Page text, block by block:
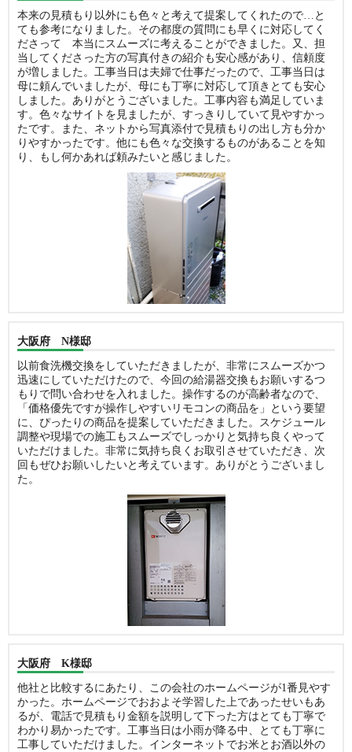
本来の見積もり以外にも色々と考えて提案してくれたので…と
ても参考になりました。その都度の質問にも早くに対応してく
ださって 本当にスムーズに考えることができました。又、担
当してくださった方の写真付きの紹介も安心感があり、信頼度
が増しました。工事当日は夫婦で仕事だったので、工事当日は
母に頼んでいましたが、母にも丁寧に対応して頂きとても安心
しました。ありがとうございました。工事内容も満足していま
す。色々なサイトを見ましたが、すっきりしていて見やすかっ
たです。また、ネットから写真添付で見積もりの出し方も分か
りやすかったです。他にも色々な交換するものがあることを知
り、もし何かあれば頼みたいと感じました。
大阪府 N様邸
以前食洗機交換をしていただきましたが、非常にスムーズかつ
迅速にしていただけたので、今回の給湯器交換もお願いするつ
もりで問い合わせを入れました。操作するのが高齢者なので、
「価格優先ですが操作しやすいリモコンの商品を」という要望
に、ぴったりの商品を提案していただきました。スケジュール
調整や現場での施工もスムーズでしっかりと気持ち良くやって
いただけました。非常に気持ち良くお取引させていただき、次
回もぜひお願いしたいと考えています。ありがとうございまし
た。
大阪府 K様邸
他社と比較するにあたり、この会社のホームページが1番見やす
かった。ホームページでおおよそ学習した上であったせいもあ
るが、電話で見積もり金額を説明して下った方はとても丁寧で
わかり易かったです。工事当日は小雨が降る中、とても丁寧に
工事していただけました。インターネットでお米とお酒以外の